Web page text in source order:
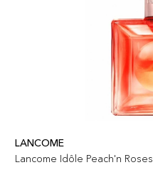
LANCOME
Lancome Idôle Peach'n